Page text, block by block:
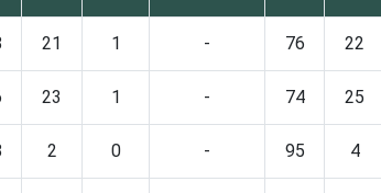
21 1 - 76 22
23 1 - 74 25
2 0 - 95 4